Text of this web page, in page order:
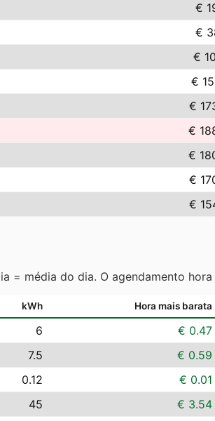
€
€
€
€
€
€
€
€
€
= média do dia. O agendamento
kWh Hora mais barata
6 € 0.47
7.5 € 0.59
0.12 € 0.01
45 € 3.54